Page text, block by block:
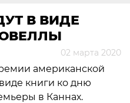
В ВИДЕ
02 марта 2020
американской
книги ко дню
в Каннах.